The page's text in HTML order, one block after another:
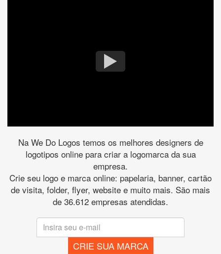
Na We Do Logos temos os melhores designers de
logotipos online para criar a logomarca da sua
empresa.
Crie seu logo e marca online: papelaria, banner, cartão
de visita, folder, flyer, website e muito mais. São mais
de 36.612 empresas atendidas.
CRIE SUA MARCA